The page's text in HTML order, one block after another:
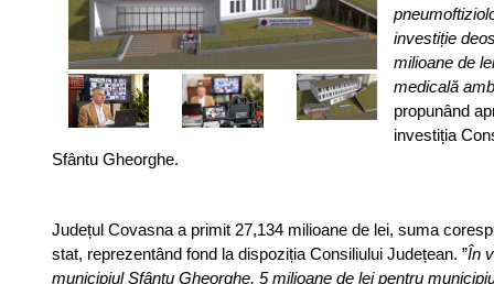
investiție
milioane de
medicală
propunând
investiția
Sfântu Gheorghe.
Județul Covasna a primit 27,134 milioane de lei, suma
stat, reprezentând fond la dispoziția Consiliului Județean. ”În
municipiul Sfântu Gheorghe, 5 milioane de lei pentru